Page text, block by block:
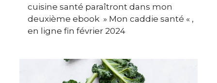
cuisine santé paraîtront dans mon
deuxième ebook » Mon caddie santé « ,
en ligne fin février 2024